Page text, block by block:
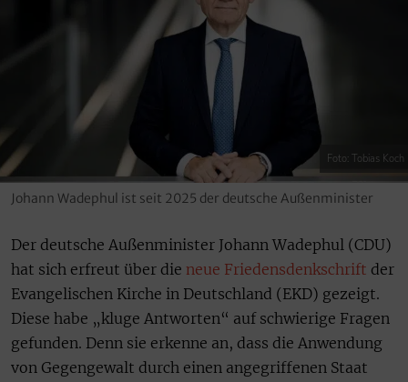
Foto: Tobias Koch
Johann Wadephul ist seit 2025 der deutsche Außenminister
Der deutsche Außenminister Johann Wadephul (CDU)
hat sich erfreut über die neue Friedensdenkschrift der
Evangelischen Kirche in Deutschland (EKD) gezeigt.
Diese habe „kluge Antworten“ auf schwierige Fragen
gefunden. Denn sie erkenne an, dass die Anwendung
von Gegengewalt durch einen angegriffenen Staat